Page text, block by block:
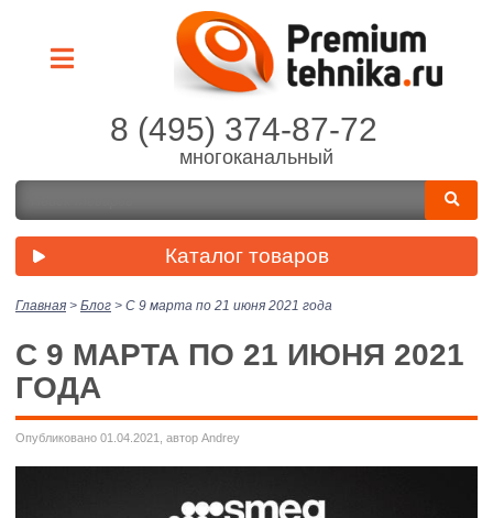
8 (495) 374-87-72
многоканальный
Каталог товаров
Главная > Блог > С 9 марта по 21 июня 2021 года
С 9 МАРТА ПО 21 ИЮНЯ 2021
ГОДА
Опубликовано 01.04.2021, автор Andrey